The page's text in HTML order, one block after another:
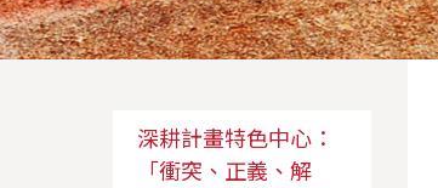
深耕計畫特色中心：
「衝突、正義、解